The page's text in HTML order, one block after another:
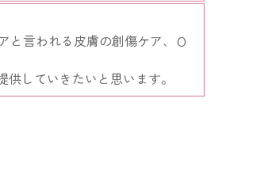
と言われる皮膚の創傷ケア、Ｏ
していきたいと思います。